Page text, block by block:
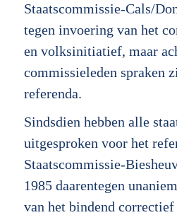
Staatscommissie-Cals/
tegen invoering van het
en volksinitiatief, maar
commissieleden spraken
referenda.
Sindsdien hebben alle
uitgesproken voor het
Staatscommissie-
1985 daarentegen
van het bindend